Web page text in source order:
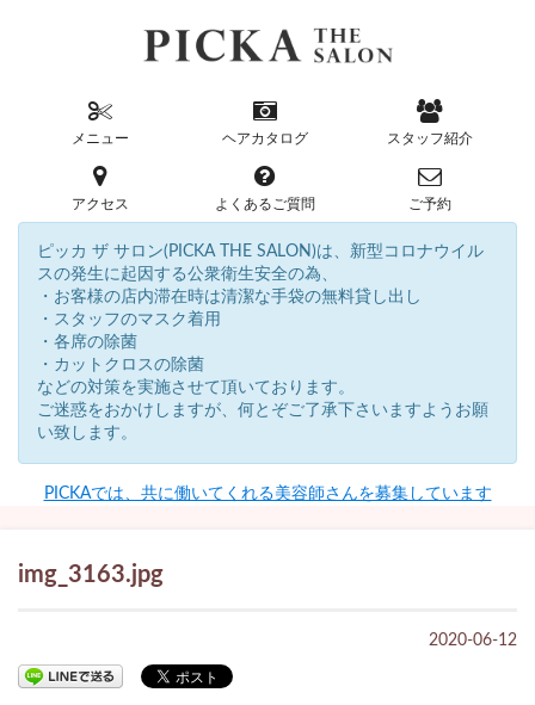
メニュー ヘアカタログ スタッフ紹介
アクセス よくあるご質問 ご予約
ピッカ ザ サロン(PICKA THE SALON)は、新型コロナウイル
スの発生に起因する公衆衛生安全の為、
・お客様の店内滞在時は清潔な手袋の無料貸し出し
・スタッフのマスク着用
・各席の除菌
・カットクロスの除菌
などの対策を実施させて頂いております。
ご迷惑をおかけしますが、何とぞご了承下さいますようお願
い致します。
PICKAでは、共に働いてくれる美容師さんを募集しています
img_3163.jpg
2020-06-12